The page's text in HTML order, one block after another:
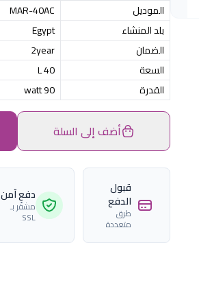
الموديل
MAR-40AC
بلد المنشاء
Egypt
الضمان
2year
السعة
40 L
القدرة
90 watt
أضف إلى السلة
قبول
الدفع
طرق
متعددة
دفع آمن
مشفّر بـ
SSL